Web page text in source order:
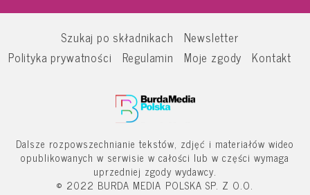
Szukaj po składnikach
Newsletter
Polityka prywatności
Regulamin Moje zgody Kontakt
Dalsze rozpowszechnianie tekstów, zdjęć i materiałów wideo
opublikowanych w serwisie w całości lub w części wymaga
uprzedniej zgody wydawcy.
© 2022 BURDA MEDIA POLSKA SP. Z O.O.